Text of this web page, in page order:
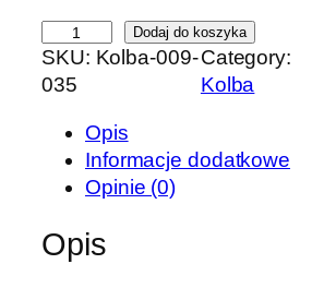
l
o
k
Dodaj do koszyka
SKU: Kolba-009-
035
Category:
Kolba
Opis
Informacje dodatkowe
Opinie (0)
Opis